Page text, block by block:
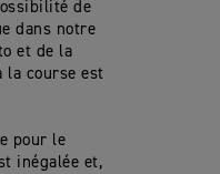
de
dans notre
et de la
la course est
pour le
inégalée et,